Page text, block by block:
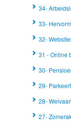
34-
33-
32-
31 - Online
30-
29-
28-
27-